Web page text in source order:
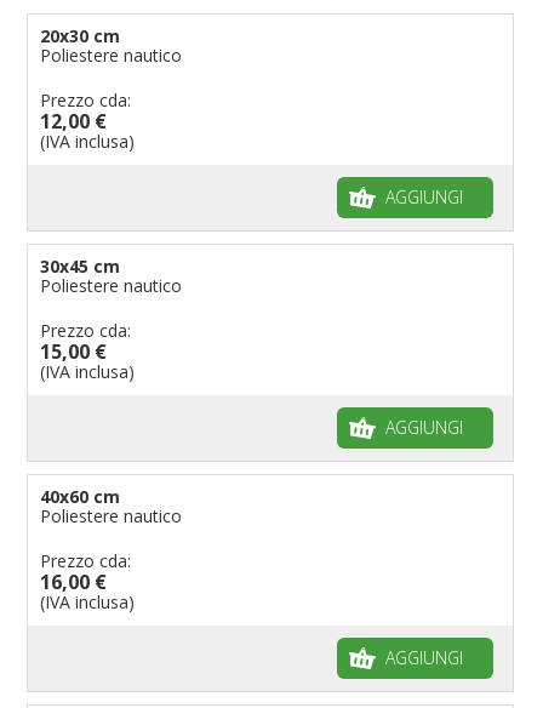
Bandiere per ambasciate
Bandiere per riserve naturali e parchi
Bandiere per musicisti
pennoni per bandiere
20x30 cm
Poliestere nautico
Prezzo cda:
12,00 €
(IVA inclusa)
AGGIUNGI
30x45 cm
Poliestere nautico
Prezzo cda:
15,00 €
(IVA inclusa)
AGGIUNGI
40x60 cm
Poliestere nautico
Prezzo cda:
16,00 €
(IVA inclusa)
AGGIUNGI